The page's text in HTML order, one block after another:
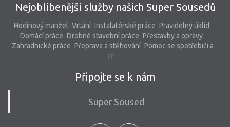
Nejoblíbenější služby našich Super Sousedů
Hodinový manžel Vrtání Instalatérské práce Pravidelný úklid
Domácí práce Drobné stavební práce Přestavby a opravy
Zahradnické práce Přeprava a stěhování Pomoc se spotřebiči a
IT
Připojte se k nám
Super Soused